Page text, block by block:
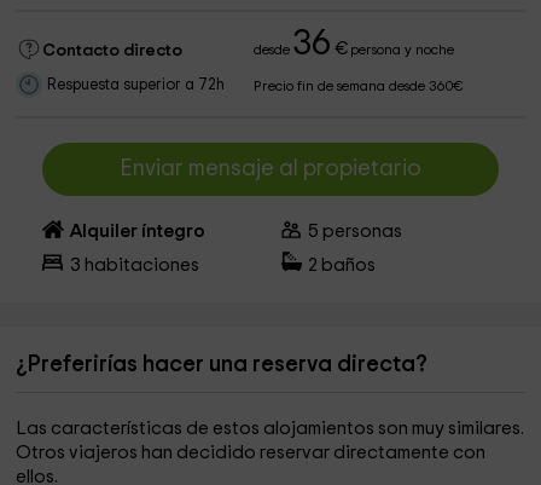
Contacto directo desde36 €persona y noche
Respuesta superior a 72h Precio fin de semana desde 360€
Enviar mensaje al propietario
Alquiler íntegro 5 personas
3 habitaciones 2 baños
¿Preferirías hacer una reserva directa?
Las características de estos alojamientos son muy similares.
Otros viajeros han decidido reservar directamente con
ellos.